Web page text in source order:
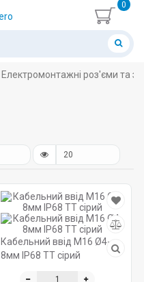
0
Електромонтажні роз'єми та
Кабельний ввід M16 Ø4-
8мм IP68 TT сірий